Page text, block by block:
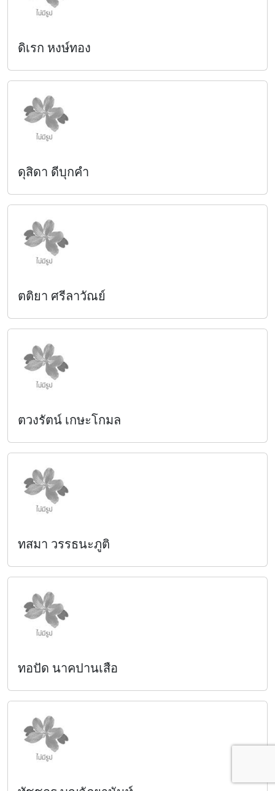
ดิเรก หงษ์ทอง
ดุสิดา ดีบุกคำ
ตติยา ศรีลาวัณย์
ตวงรัตน์ เกษะโกมล
ทสมา วรรธนะภูติ
ทอปัด นาคปานเสือ